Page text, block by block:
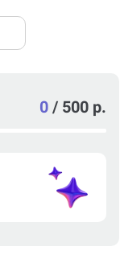
0 / 500 р.